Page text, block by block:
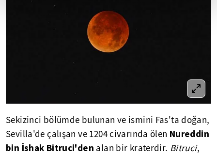
Sekizinci bölümde bulunan ve ismini Fas'ta doğan,
Sevilla'de çalışan ve 1204 civarında ölen Nureddin
bin İshak Bitruci'den alan bir kraterdir. Bitruci,